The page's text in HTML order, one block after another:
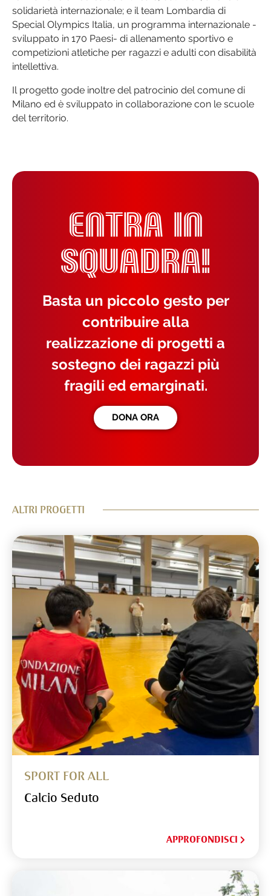
solidarietà internazionale; e il team Lombardia di
Special Olympics Italia, un programma internazionale -
sviluppato in 170 Paesi- di allenamento sportivo e
competizioni atletiche per ragazzi e adulti con disabilità
intellettiva.
Il progetto gode inoltre del patrocinio del comune di
Milano ed è sviluppato in collaborazione con le scuole
del territorio.
ENTRA IN
SQUADRA!
Basta un piccolo gesto per
contribuire alla
realizzazione di progetti a
sostegno dei ragazzi più
fragili ed emarginati.
DONA ORA
ALTRI PROGETTI
SPORT FOR ALL
Calcio Seduto
APPROFONDISCI